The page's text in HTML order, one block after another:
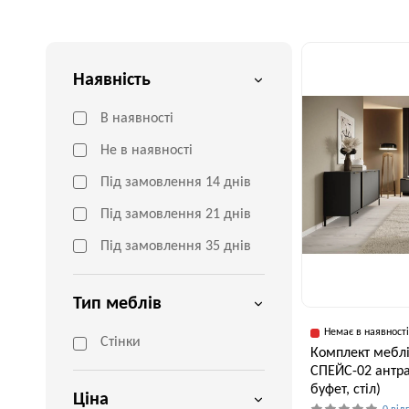
Наявність
В наявності
Не в наявності
Під замовлення 14 днів
Під замовлення 21 днів
Під замовлення 35 днів
Тип меблів
Стінки
Ціна
Немає в наявності
Комплект
СПЕЙС-02
буфет, стіл)